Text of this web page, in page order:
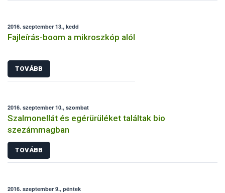
2016. szeptember 13., kedd
Fajleírás-boom a mikroszkóp alól
TOVÁBB
2016. szeptember 10., szombat
Szalmonellát és egérürüléket találtak bio
szezámmagban
TOVÁBB
2016. szeptember 9., péntek